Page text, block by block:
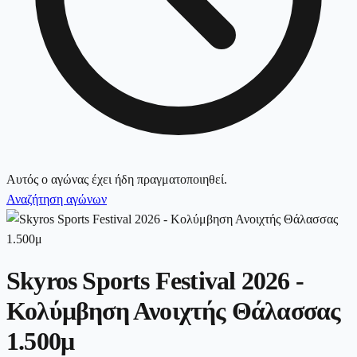
Αυτός ο αγώνας έχει ήδη πραγματοποιηθεί.
Αναζήτηση αγώνων
Skyros Sports Festival 2026 -
Κολύμβηση Ανοιχτής Θάλασσας
1.500μ